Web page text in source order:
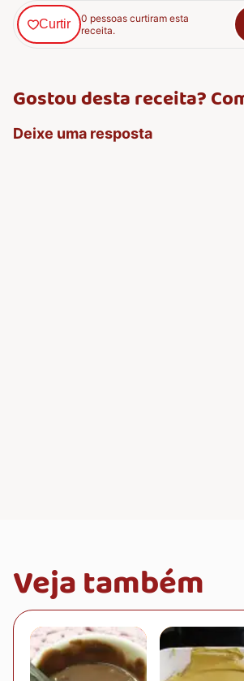
Curtir
0 pessoas curtiram esta
receita.
Gostou desta receita?
Deixe uma resposta
Veja também